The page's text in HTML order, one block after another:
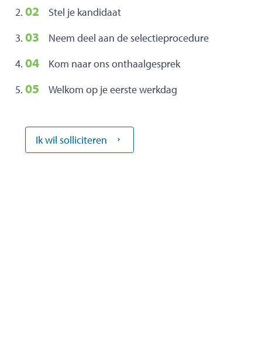
Stel je kandidaat
Neem deel aan de selectieprocedure
Kom naar ons onthaalgesprek
Welkom op je eerste werkdag
Ik wil solliciteren